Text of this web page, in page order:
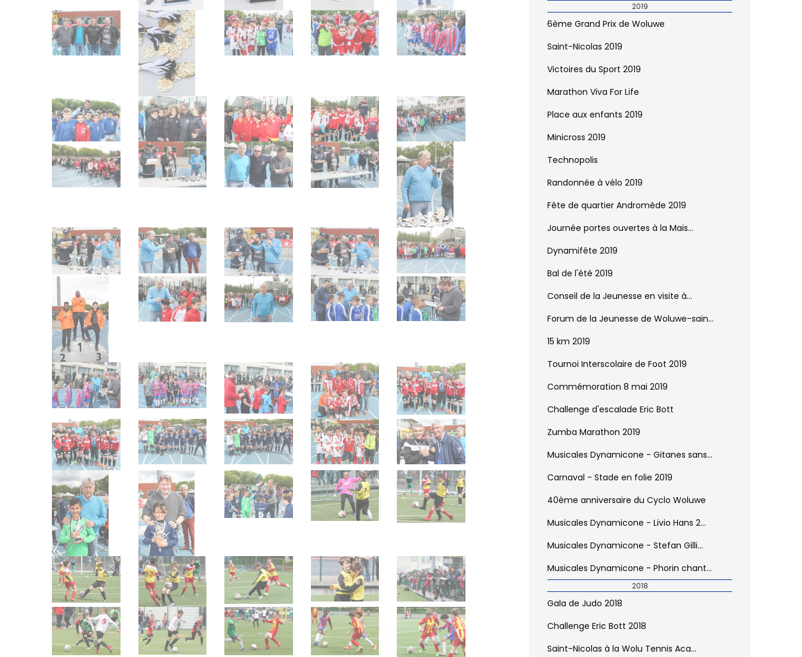
2019
6ème Grand Prix de Woluwe
Saint-Nicolas 2019
Victoires du Sport 2019
Marathon Viva For Life
Place aux enfants 2019
Minicross 2019
Technopolis
Randonnée à vélo 2019
Fête de quartier Andromède 2019
Journée portes ouvertes à la Mais...
Dynamifête 2019
Bal de l'été 2019
Conseil de la Jeunesse en visite à...
Forum de la Jeunesse de Woluwe-sain...
15 km 2019
Tournoi Interscolaire de Foot 2019
Commémoration 8 mai 2019
Challenge d'escalade Eric Bott
Zumba Marathon 2019
Musicales Dynamicone - Gitanes sans...
Carnaval - Stade en folie 2019
40ème anniversaire du Cyclo Woluwe
Musicales Dynamicone - Livio Hans 2...
Musicales Dynamicone - Stefan Gilli...
Musicales Dynamicone - Phorin chant...
2018
Gala de Judo 2018
Challenge Eric Bott 2018
Saint-Nicolas à la Wolu Tennis Aca...